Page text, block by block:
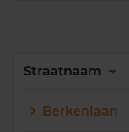
Alles
Straatnaam
Berkenlaan